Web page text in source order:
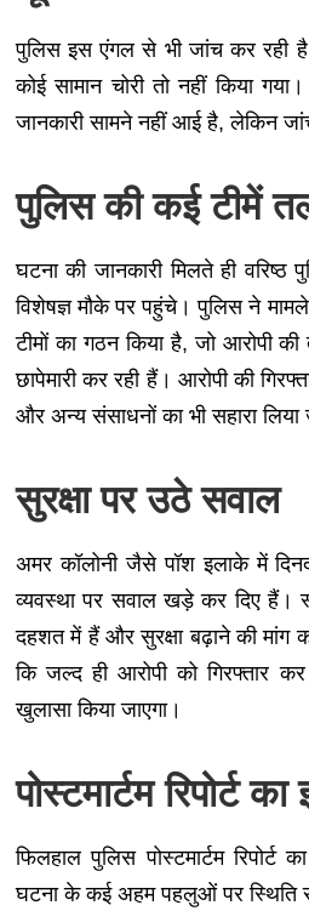
पुलिस इस एंगल से भी जांच कर रही
कोई सामान चोरी तो नहीं किया
जानकारी सामने नहीं आई है, लेकिन
पुलिस की कई टीमें
घटना की जानकारी मिलते ही
विशेषज्ञ मौके पर पहुंचे। पुलिस ने
टीमों का गठन किया है, जो आरोपी
छापेमारी कर रही हैं। आरोपी की
और अन्य संसाधनों का भी सहारा लिया
सुरक्षा पर उठे सवाल
अमर कॉलोनी जैसे पॉश इलाके में
व्यवस्था पर सवाल खड़े कर दिए हैं।
दहशत में हैं और सुरक्षा बढ़ाने की मांग
कि जल्द ही आरोपी को गिरफ्तार
खुलासा किया जाएगा।
पोस्टमार्टम रिपोर्ट
फिलहाल पुलिस पोस्टमार्टम
घटना के कई अहम पहलुओं पर स्थिति